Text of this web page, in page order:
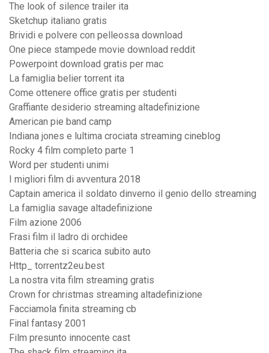
The look of silence trailer ita
Sketchup italiano gratis
Brividi e polvere con pelleossa download
One piece stampede movie download reddit
Powerpoint download gratis per mac
La famiglia belier torrent ita
Come ottenere office gratis per studenti
Graffiante desiderio streaming altadefinizione
American pie band camp
Indiana jones e lultima crociata streaming cineblog
Rocky 4 film completo parte 1
Word per studenti unimi
I migliori film di avventura 2018
Captain america il soldato dinverno il genio dello streaming
La famiglia savage altadefinizione
Film azione 2006
Frasi film il ladro di orchidee
Batteria che si scarica subito auto
Http_ torrentz2eu.best
La nostra vita film streaming gratis
Crown for christmas streaming altadefinizione
Facciamola finita streaming cb
Final fantasy 2001
Film presunto innocente cast